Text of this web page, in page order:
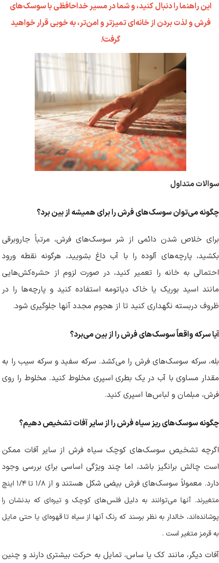
این راهنما را دنبال کنید، و شما در مسیر خداحافظی با سوسک‌های
فرش و لذت بردن از خانه‌ای تمیزتر و امن‌تر، به خوبی قرار خواهید
گرفت!
سوالات متداول
چگونه می‌توان سوسک‌های فرش را برای همیشه از بین برد؟
برای خلاص شدن دائمی از شر سوسک‌های فرش، مرتباً جاروبرقی
بکشید، پارچه‌های آلوده را با آب داغ بشویید، هرگونه نقطه ورود
احتمالی به خانه را تعمیر کنید، در صورت لزوم از حشره‌کش‌هایی
مانند اسید بوریک یا خاک دیاتومه استفاده کنید و پارچه‌ها را در
ظروف دربسته نگهداری کنید تا از هجوم مجدد آنها جلوگیری شود.
آیا سرکه واقعاً سوسک‌های فرش را از بین می‌برد؟
بله، سرکه سوسک‌های فرش را می‌کشد. سرکه سفید و سرکه سیب را به
مقدار مساوی با آب در یک بطری اسپری مخلوط کنید. مخلوط را روی
فرش، مبلمان و لباس‌ها اسپری کنید.
چگونه سوسک‌های ریز سیاه فرش را از سایر آفات تشخیص دهیم؟
اگرچه تشخیص سوسک‌های کوچک سیاه فرش از سایر آفات ممکن
است چالش برانگیز باشد، اما چند ویژگی اساسی برای بررسی وجود
دارد. معمولاً سوسک‌های فرش بیضی شکل هستند و از۱/۸ تا۱/۴ اینچ
متغیرند. آنها می‌توانند به دلیل فلس‌های کوچک و تیره‌ای که بدنشان را
پوشانده‌اند، خالدار به نظر برسند که رنگ آنها از سیاه تا قهوه‌ای یا حتی مایل
به قرمز متغیر است .
آفات دیگر، مانند کک یا ساس، تمایل به حرکت بیشتری دارند و چنین